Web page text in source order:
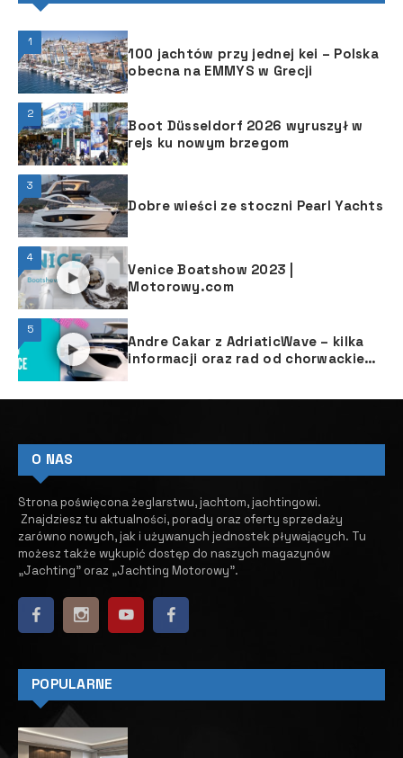
1
100 jachtów przy jednej kei – Polska
obecna na EMMYS w Grecji
2
Boot Düsseldorf 2026 wyruszył w
rejs ku nowym brzegom
3
Dobre wieści ze stoczni Pearl Yachts
4
Venice Boatshow 2023 |
Motorowy.com
5
Andre Cakar z AdriaticWave – kilka
informacji oraz rad od chorwackiego
O NAS
Strona poświęcona żeglarstwu, jachtom, jachtingowi.
Znajdziesz tu aktualności, porady oraz oferty sprzedaży
zarówno nowych, jak i używanych jednostek pływających. ​ Tu
możesz także wykupić dostęp do naszych magazynów
„Jachting” oraz „Jachting Motorowy”.
POPULARNE